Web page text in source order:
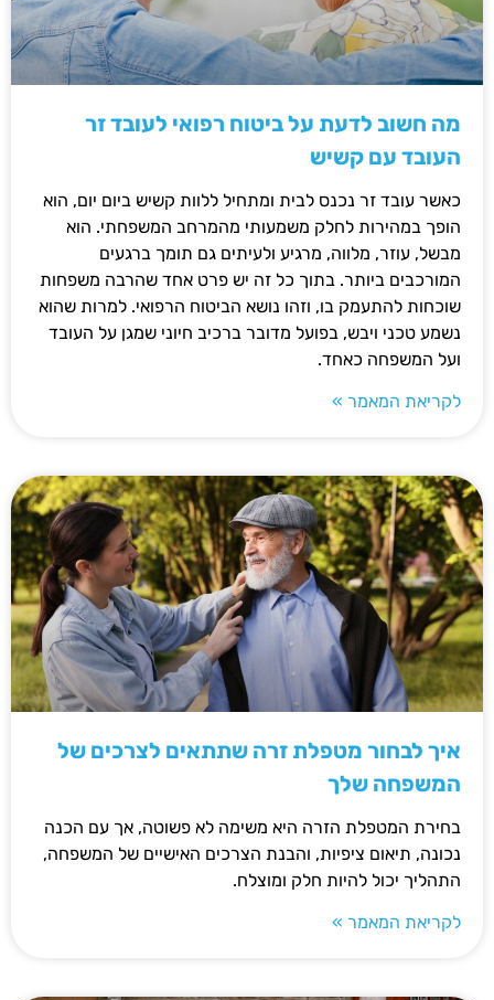
מה חשוב לדעת על ביטוח רפואי לעובד זר
העובד עם קשיש
כאשר עובד זר נכנס לבית ומתחיל ללוות קשיש ביום יום, הוא
הופך במהירות לחלק משמעותי מהמרחב המשפחתי. הוא
מבשל, עוזר, מלווה, מרגיע ולעיתים גם תומך ברגעים
המורכבים ביותר. בתוך כל זה יש פרט אחד שהרבה משפחות
שוכחות להתעמק בו, וזהו נושא הביטוח הרפואי. למרות שהוא
נשמע טכני ויבש, בפועל מדובר ברכיב חיוני שמגן על העובד
ועל המשפחה כאחד.
לקריאת המאמר »
איך לבחור מטפלת זרה שתתאים לצרכים של
המשפחה שלך
בחירת המטפלת הזרה היא משימה לא פשוטה, אך עם הכנה
נכונה, תיאום ציפיות, והבנת הצרכים האישיים של המשפחה,
התהליך יכול להיות חלק ומוצלח.
לקריאת המאמר »